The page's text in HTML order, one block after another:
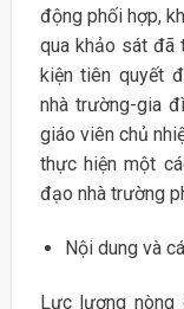
động phối hợp,
qua khảo sát đã
kiện tiên quyết
nhà trường-gia
giáo viên chủ
thực hiện một
đạo nhà trường
Nội dung và
Lực lượng nòng